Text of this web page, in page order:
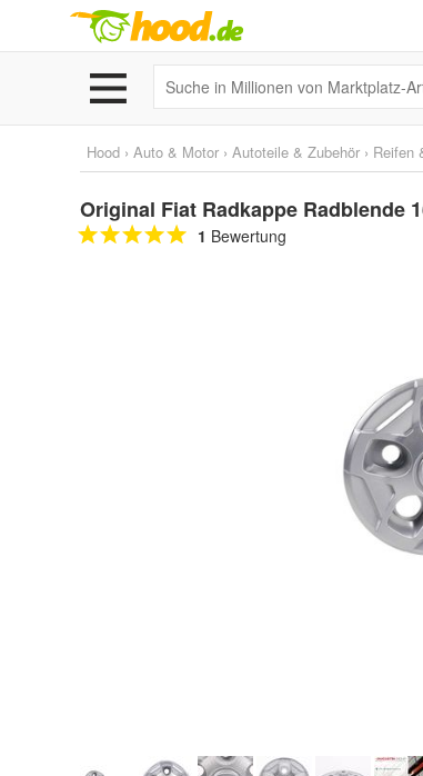
Hood › Auto & Motor › Autoteile & Zubehör › Reifen
Original Fiat Radkappe Radblende
1 Bewertung